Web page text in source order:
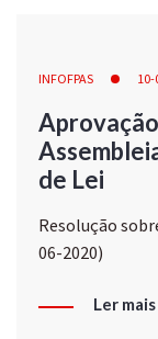
INFOFPAS 10-
de Lei
Resolução
06-2020)
Ler mais